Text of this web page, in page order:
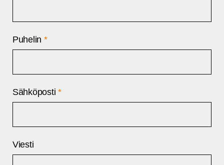
Puhelin *
Sähköposti*
Viesti